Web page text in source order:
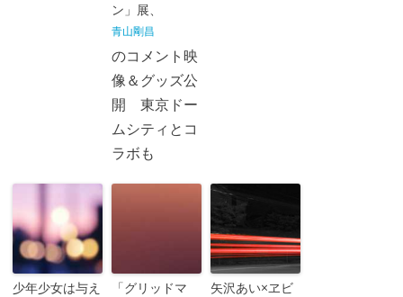
ン」展、
青山剛昌
のコメント映
像＆グッズ公
開 東京ドー
ムシティとコ
ラボも
少年少女は与え
「グリッドマ
矢沢あい×ヱビ